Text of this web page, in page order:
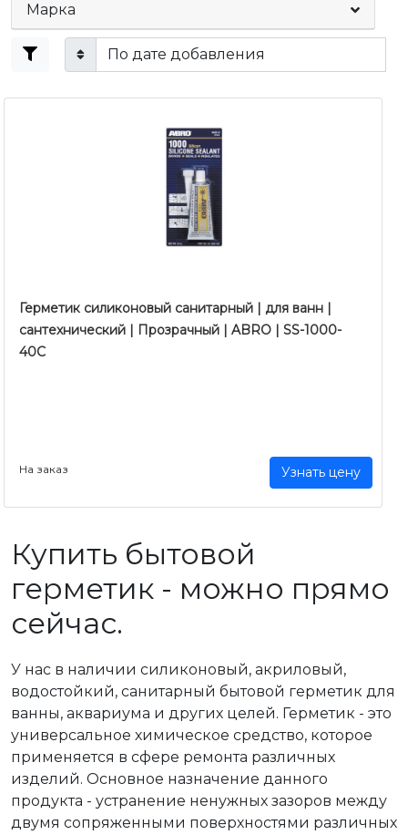
Марка
Герметик силиконовый санитарный | для ванн |
сантехнический | Прозрачный | ABRO | SS-1000-
40С
На заказ Узнать цену
Купить бытовой
герметик - можно прямо
сейчас.
У нас в наличии силиконовый, акриловый,
водостойкий, санитарный бытовой герметик для
ванны, аквариума и других целей. Герметик - это
универсальное химическое средство, которое
применяется в сфере ремонта различных
изделий. Основное назначение данного
продукта - устранение ненужных зазоров между
двумя сопряженными поверхностями различных